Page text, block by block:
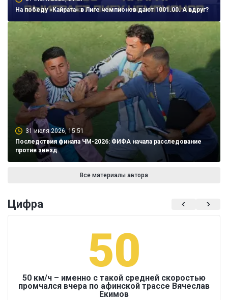
На победу «Кайрата» в Лиге чемпионов дают 1001.00. А вдруг?
31 июля 2026, 15:51
Последствия финала ЧМ-2026: ФИФА начала расследование
против звезд
Все материалы автора
Цифра
50
50 км/ч – именно с такой средней скоростью
промчался вчера по афинской трассе Вячеслав
Екимов